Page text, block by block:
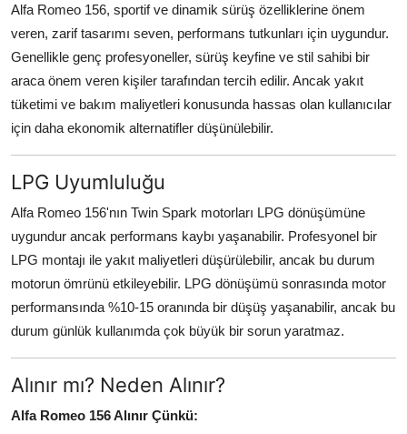
Alfa Romeo 156, sportif ve dinamik sürüş özelliklerine önem
veren, zarif tasarımı seven, performans tutkunları için uygundur.
Genellikle genç profesyoneller, sürüş keyfine ve stil sahibi bir
araca önem veren kişiler tarafından tercih edilir. Ancak yakıt
tüketimi ve bakım maliyetleri konusunda hassas olan kullanıcılar
için daha ekonomik alternatifler düşünülebilir.
LPG Uyumluluğu
Alfa Romeo 156'nın Twin Spark motorları LPG dönüşümüne
uygundur ancak performans kaybı yaşanabilir. Profesyonel bir
LPG montajı ile yakıt maliyetleri düşürülebilir, ancak bu durum
motorun ömrünü etkileyebilir. LPG dönüşümü sonrasında motor
performansında %10-15 oranında bir düşüş yaşanabilir, ancak bu
durum günlük kullanımda çok büyük bir sorun yaratmaz.
Alınır mı? Neden Alınır?
Alfa Romeo 156 Alınır Çünkü: